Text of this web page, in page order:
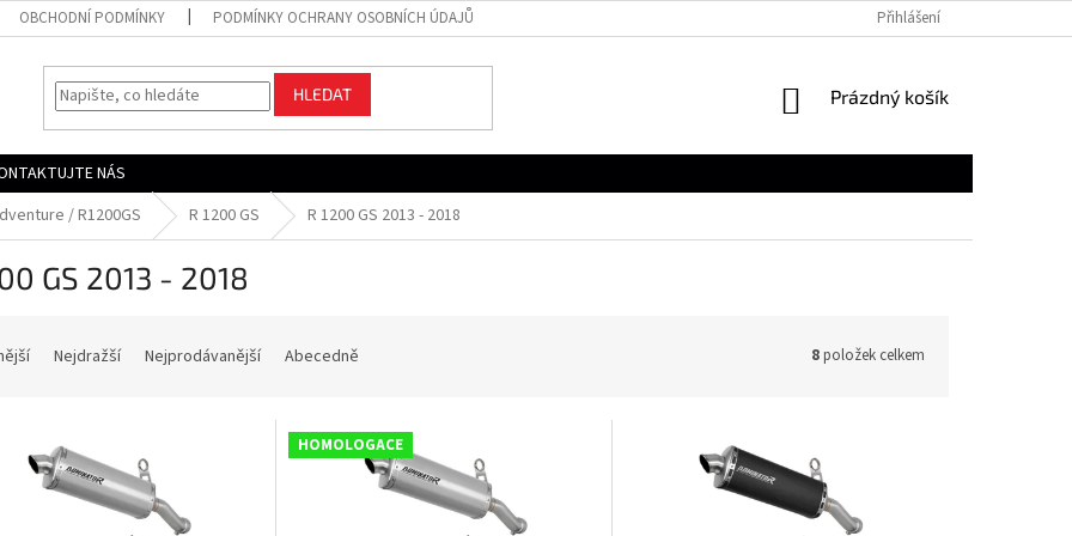
OBCHODNÍ PODMÍNKY PODMÍNKY OCHRANY OSOBNÍCH ÚDAJŮ Přihlášení
HLEDAT
NÁKUPNÍ
Prázdný košík
NÁS
/ R1200GS R 1200 GS R 1200 GS 2013 - 2018
GS 2013 - 2018
Nejdražší Nejprodávanější Abecedně 8položek celkem
HOMOLOGACE